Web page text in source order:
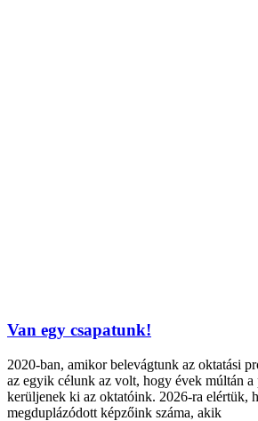
Van egy csapatunk!
2020-ban, amikor belevágtunk az oktatási
az egyik célunk az volt, hogy évek múltán a
kerüljenek ki az oktatóink. 2026-ra elértük,
megduplázódott képzőink száma, akik